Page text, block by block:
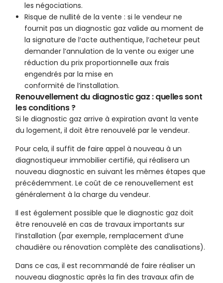
les négociations.
Risque de nullité de la vente : si le vendeur ne
fournit pas un diagnostic gaz valide au moment de
la signature de l’acte authentique, l’acheteur peut
demander l’annulation de la vente ou exiger une
réduction du prix proportionnelle aux frais
engendrés par la mise en
conformité de l’installation.
Renouvellement du diagnostic gaz : quelles sont
les conditions ?
Si le diagnostic gaz arrive à expiration avant la vente
du logement, il doit être renouvelé par le vendeur.
Pour cela, il suffit de faire appel à nouveau à un
diagnostiqueur immobilier certifié, qui réalisera un
nouveau diagnostic en suivant les mêmes étapes que
précédemment. Le coût de ce renouvellement est
généralement à la charge du vendeur.
Il est également possible que le diagnostic gaz doit
être renouvelé en cas de travaux importants sur
l’installation (par exemple, remplacement d’une
chaudière ou rénovation complète des canalisations).
Dans ce cas, il est recommandé de faire réaliser un
nouveau diagnostic après la fin des travaux afin de